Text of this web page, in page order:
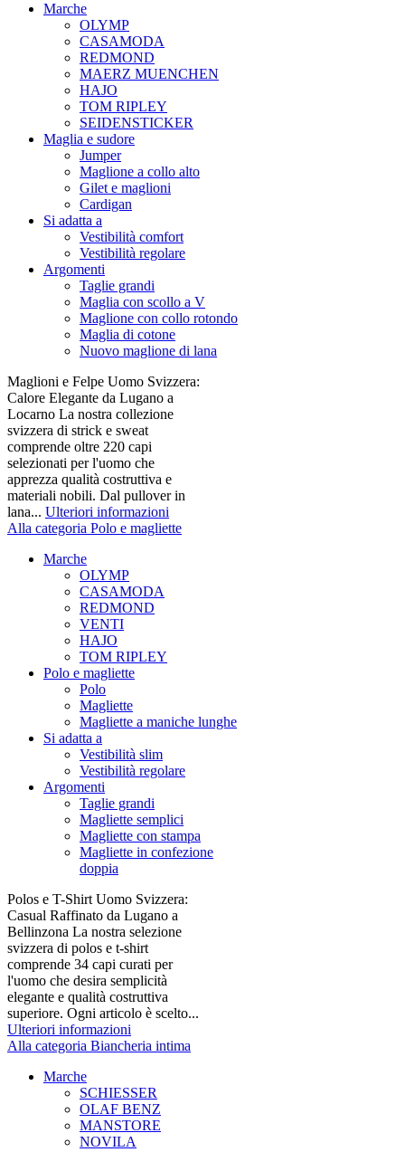
Marche
OLYMP
CASAMODA
REDMOND
MAERZ MUENCHEN
HAJO
TOM RIPLEY
SEIDENSTICKER
Maglia e sudore
Jumper
Maglione a collo alto
Gilet e maglioni
Cardigan
Si adatta a
Vestibilità comfort
Vestibilità regolare
Argomenti
Taglie grandi
Maglia con scollo a V
Maglione con collo rotondo
Maglia di cotone
Nuovo maglione di lana
Maglioni e Felpe Uomo Svizzera:
Calore Elegante da Lugano a
Locarno La nostra collezione
svizzera di strick e sweat
comprende oltre 220 capi
selezionati per l'uomo che
apprezza qualità costruttiva e
materiali nobili. Dal pullover in
lana... Ulteriori informazioni
Alla categoria Polo e magliette
Marche
OLYMP
CASAMODA
REDMOND
VENTI
HAJO
TOM RIPLEY
Polo e magliette
Polo
Magliette
Magliette a maniche lunghe
Si adatta a
Vestibilità slim
Vestibilità regolare
Argomenti
Taglie grandi
Magliette semplici
Magliette con stampa
Magliette in confezione
doppia
Polos e T-Shirt Uomo Svizzera:
Casual Raffinato da Lugano a
Bellinzona La nostra selezione
svizzera di polos e t-shirt
comprende 34 capi curati per
l'uomo che desira semplicità
elegante e qualità costruttiva
superiore. Ogni articolo è scelto...
Ulteriori informazioni
Alla categoria Biancheria intima
Marche
SCHIESSER
OLAF BENZ
MANSTORE
NOVILA